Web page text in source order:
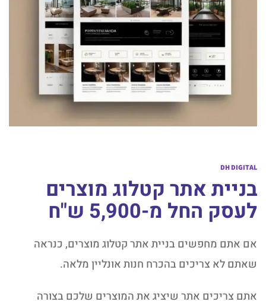
DH DIGITAL
בניית אתר קטלוג מוצרים
לעסק החל מ-5,900 ש"ח
אם אתם מחפשים בניית אתר קטלוג מוצרים, כנראה
שאתם לא צריכים בהכרח חנות אונליין מלאה.
אתם צריכים אתר שיציג את המוצרים שלכם בצורה